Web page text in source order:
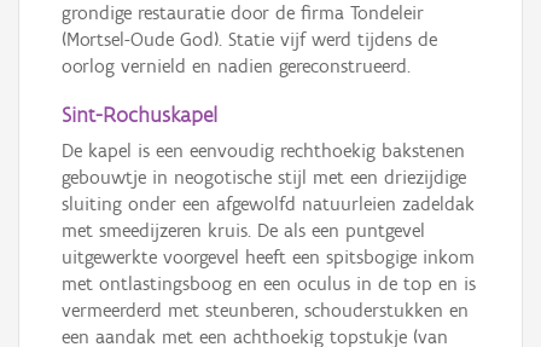
grondige restauratie door de firma Tondeleir
(Mortsel-Oude God). Statie vijf werd tijdens de
oorlog vernield en nadien gereconstrueerd.
Sint-Rochuskapel
De kapel is een eenvoudig rechthoekig bakstenen
gebouwtje in neogotische stijl met een driezijdige
sluiting onder een afgewolfd natuurleien zadeldak
met smeedijzeren kruis. De als een puntgevel
uitgewerkte voorgevel heeft een spitsbogige inkom
met ontlastingsboog en een oculus in de top en is
vermeerderd met steunberen, schouderstukken en
een aandak met een achthoekig topstukje (van